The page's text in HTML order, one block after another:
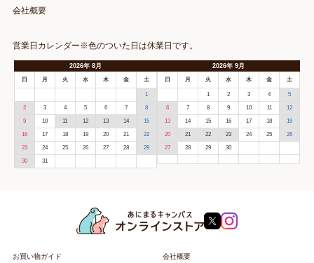
会社概要
営業日カレンダー※色のついた日は休業日です。
2026年 8月
日 月 火 水 木 金 土
1
2 3 4 5 6 7 8
9 10 11 12 13 14 15
16 17 18 19 20 21 22
23 24 25 26 27 28 29
30 31
2026年9月
日 月 火 水 木 金 土
1 2 3 4 5
6 7 8 9 10 11 12
13 14 15 16 17 18 19
20 21 22 23 24 25 26
27 28 29 30
お買い物ガイド 会社概要